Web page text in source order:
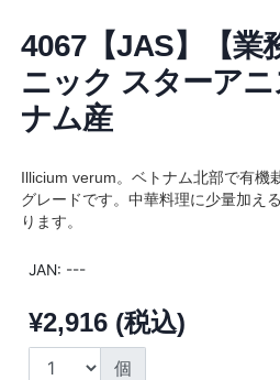
4067【JAS】【業
ニック スターア
ナム産
Illicium verum。ベトナム北部で有
グレードです。中華料理に少量加え
ります。
JAN: ---
¥2,916 (税込)
個